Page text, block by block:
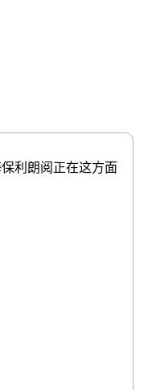
利朗阅正在这方面